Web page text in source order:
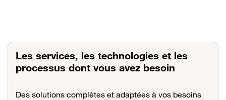
Les services, les technologies et les
processus dont vous avez besoin
Des solutions complètes et adaptées à vos besoins